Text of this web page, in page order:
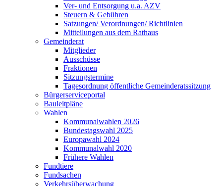
Ver- und Entsorgung u.a. AZV
Steuern & Gebühren
Satzungen/ Verordnungen/ Richtlinien
Mitteilungen aus dem Rathaus
Gemeinderat
Mitglieder
Ausschüsse
Fraktionen
Sitzungstermine
Tagesordnung öffentliche Gemeinderatssitzung
Bürgerserviceportal
Bauleitpläne
Wahlen
Kommunalwahlen 2026
Bundestagswahl 2025
Europawahl 2024
Kommunalwahl 2020
Frühere Wahlen
Fundtiere
Fundsachen
Verkehrsüberwachung